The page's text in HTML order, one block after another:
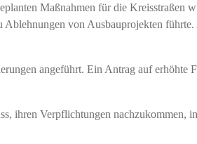
Maßnahmen für die Kreisstraßen
von Ausbauprojekten
angeführt. Ein Antrag auf erhöhte
ihren Verpflichtungen